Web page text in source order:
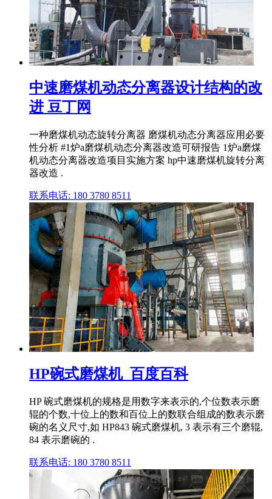
中速磨煤机动态分离器设计结构的改
进 豆丁网
一种磨煤机动态旋转分离器 磨煤机动态分离器应用必要
性分析 #1炉a磨煤机动态分离器改造可研报告 1炉a磨煤
机动态分离器改造项目实施方案 hp中速磨煤机旋转分离
器改造 .
联系电话: 180 3780 8511
HP碗式磨煤机_百度百科
HP 碗式磨煤机的规格是用数字来表示的,个位数表示磨
辊的个数,十位上的数和百位上的数联合组成的数表示磨
碗的名义尺寸,如 HP843 碗式磨煤机, 3 表示有三个磨辊,
84 表示磨碗的 .
联系电话: 180 3780 8511